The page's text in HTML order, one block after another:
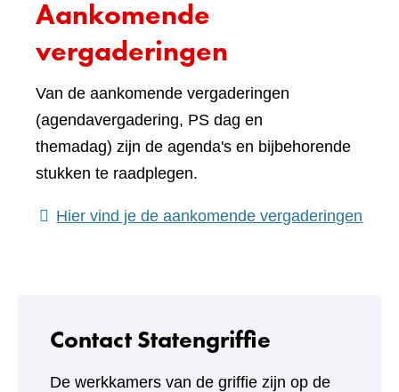
Aankomende
vergaderingen
Van de aankomende vergaderingen
(agendavergadering, PS dag en
themadag) zijn de agenda's en bijbehorende
stukken te raadplegen.
Hier vind je de aankomende vergaderingen
Contact Statengriffie
De werkkamers van de griffie zijn op de